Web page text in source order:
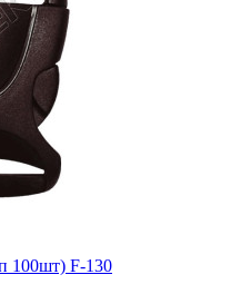
100шт) F-130